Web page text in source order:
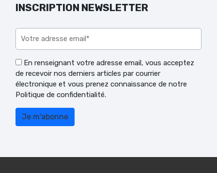
INSCRIPTION NEWSLETTER
En renseignant votre adresse email, vous acceptez
de recevoir nos derniers articles par courrier
électronique et vous prenez connaissance de notre
Politique de confidentialité.